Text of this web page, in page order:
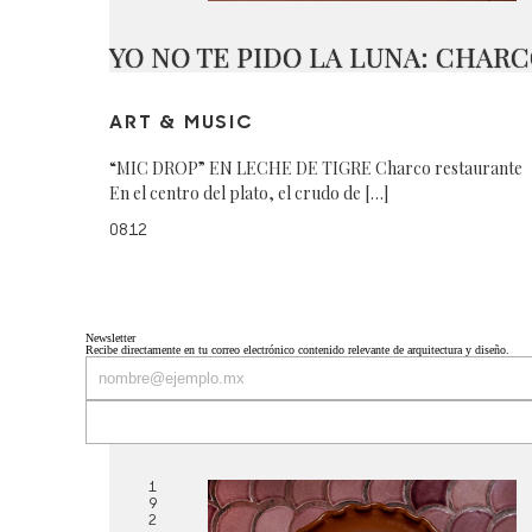
YO NO TE PIDO LA LUNA:
ART & MUSIC
“MIC DROP” EN LECHE DE TIGRE Charco restaurante
En el centro del plato, el crudo de […]
0812
Newsletter
Recibe directamente en tu correo electrónico contenido relevante de arquitectura y diseño.
1
9
2